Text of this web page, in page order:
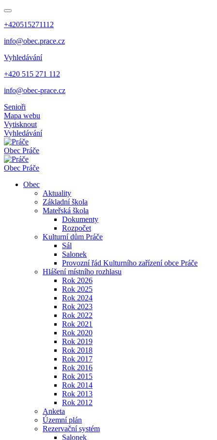
+420515271112
info@obec.prace.cz
Vyhledávání
+420 515 271 112
info@obec-prace.cz
Senioři
Mapa webu
Vytisknout
Vyhledávání
Obec Práče
Obec Práče
Obec
Aktuality
Základní škola
Mateřská škola
Dokumenty
Rozpočet
Kulturní dům Práče
Sál
Salonek
Provozní řád Kulturního zařízení obce Práče
Hlášení místního rozhlasu
Rok 2026
Rok 2025
Rok 2024
Rok 2023
Rok 2022
Rok 2021
Rok 2020
Rok 2019
Rok 2018
Rok 2017
Rok 2016
Rok 2015
Rok 2014
Rok 2013
Rok 2012
Anketa
Územní plán
Rezervační systém
Salonek